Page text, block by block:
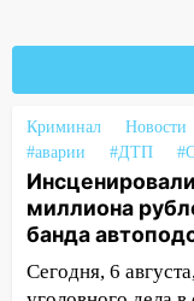
новый
рецидивистом
14:26
В
по улице
14:23 67%
передумать
повысят
Криминал Новости
#аварии
#ДТП
миллиона
банда
Сегодня, 6